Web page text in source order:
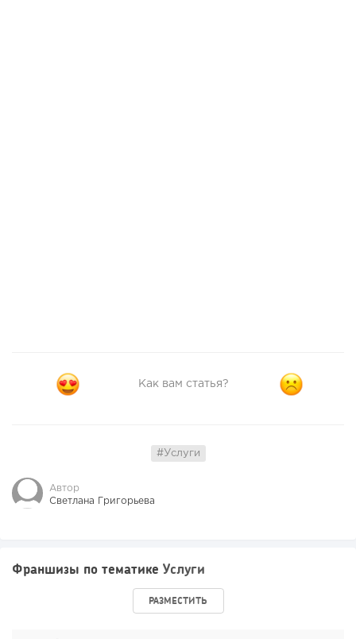
Как вам статья?
#Услуги
Автор
Светлана Григорьева
Франшизы по тематике Услуги
РАЗМЕСТИТЬ